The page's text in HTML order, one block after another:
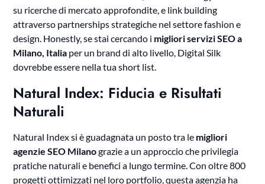
su ricerche di mercato approfondite, e link building
attraverso partnerships strategiche nel settore fashion e
design. Honestly, se stai cercando i migliori servizi SEO a
Milano, Italia per un brand di alto livello, Digital Silk
dovrebbe essere nella tua short list.
Natural Index: Fiducia e Risultati
Naturali
Natural Index si è guadagnata un posto tra le migliori
agenzie SEO Milanograzie a un approccio che privilegia
pratiche naturali e benefici a lungo termine. Con oltre 800
progetti ottimizzati nel loro portfolio, questa agenzia ha